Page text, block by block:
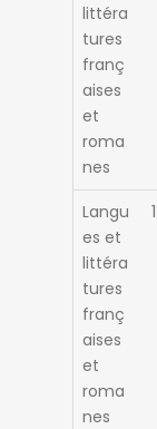
littéra
tures
franç
aises
et
roma
nes
Langu
es et
littéra
tures
franç
aises
et
roma
nes
1